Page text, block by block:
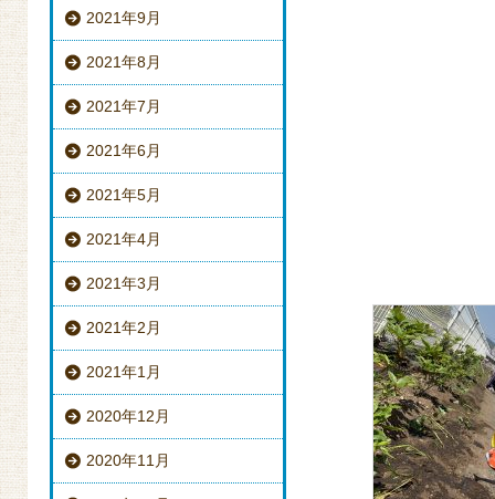
2021年9月
2021年8月
2021年7月
2021年6月
2021年5月
2021年4月
2021年3月
2021年2月
2021年1月
2020年12月
2020年11月